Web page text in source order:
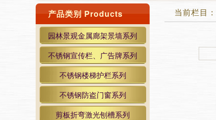
产品类别 Products
园林景观金属廊架景墙系列
不锈钢宣传栏、广告牌系列
不锈钢楼梯护栏系列
不锈钢防盗门窗系列
剪板折弯激光刨槽系列
当前栏目：